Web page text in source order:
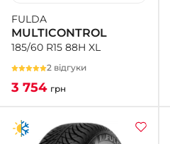
FULDA
MULTICONTROL
185/60 R15 88H XL
2 відгуки
3 754 грн